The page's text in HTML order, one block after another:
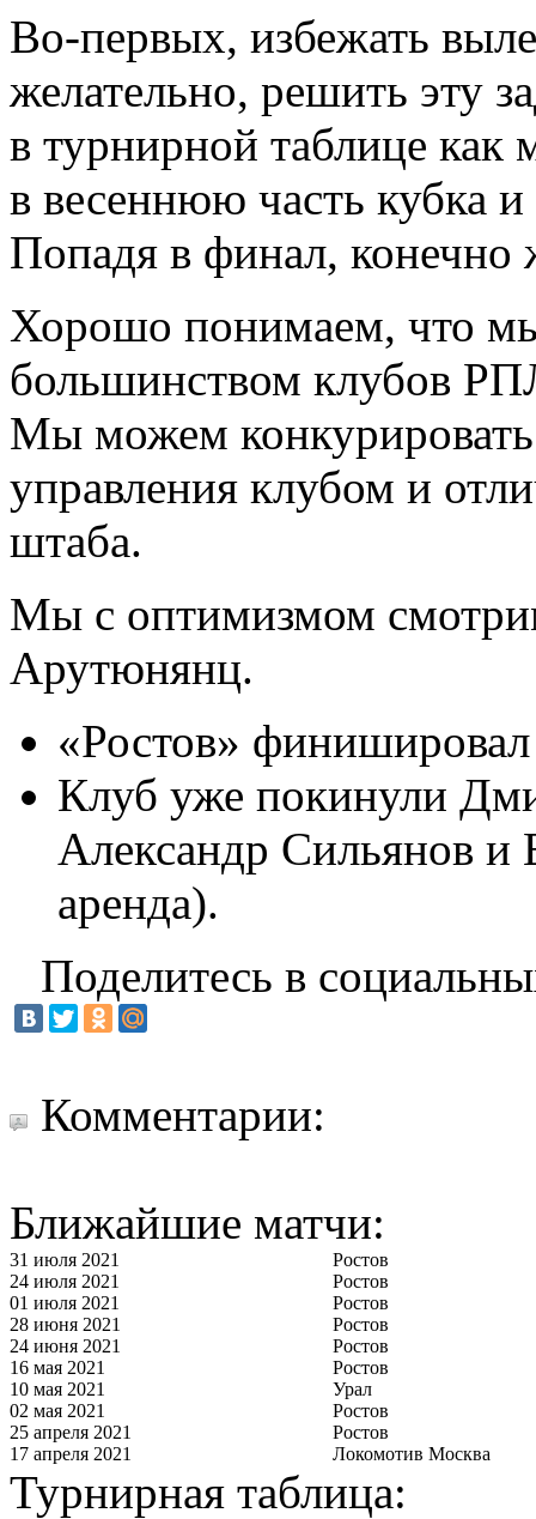
Во-первых, избежать
желательно, решить эту
в турнирной таблице
в весеннюю часть кубка
Попадя в финал, конечно
Хорошо понимаем, что
большинством клубов
Мы можем конкурировать
управления клубом и
штаба.
Мы с оптимизмом
Арутюнянц.
«Ростов»
Клуб уже покинули
Александр Сильянов и
аренда).
Поделитесь в
Комментарии:
Ближайшие матчи:
31 июля 2021
Ростов
24 июля 2021
Ростов
01 июля 2021
Ростов
28 июня 2021
Ростов
24 июня 2021
Ростов
16 мая 2021
Ростов
10 мая 2021
Урал
02 мая 2021
Ростов
25 апреля 2021
Ростов
17 апреля 2021
Локомотив Москва
Турнирная таблица: